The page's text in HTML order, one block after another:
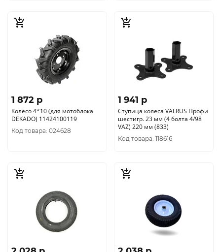
1 872 p
Колесо 4*10 (для мотоблока
DEKADO) 11424100119
Код товара: 024628
1 941 p
Ступица колеса VALRUS Профи
шестигр. 23 мм (4 болта 4/98
VAZ) 220 мм (833)
Код товара: 118616